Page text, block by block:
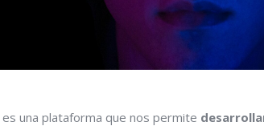
es una plataforma que nos permite